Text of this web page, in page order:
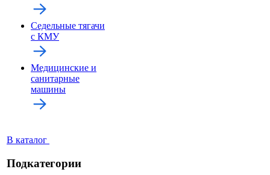
Седельные тягачи
с КМУ
Медицинские и
санитарные
машины
В каталог
Подкатегории